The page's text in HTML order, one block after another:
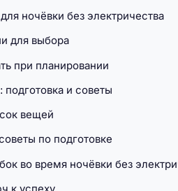
ночёвки без электричества
для выбора
при планировании
подготовка и советы
вещей
по подготовке
во время ночёвки без